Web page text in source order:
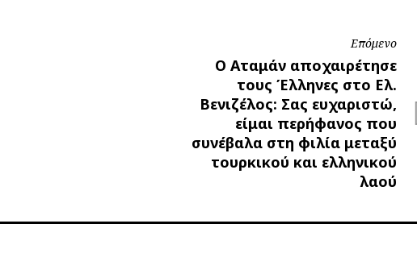
Επόμενο
Επόμενο
Ο Αταμάν αποχαιρέτησε
τους Έλληνες στο Ελ.
Βενιζέλος: Σας ευχαριστώ,
είμαι περήφανος που
συνέβαλα στη φιλία μεταξύ
τουρκικού και ελληνικού
λαού